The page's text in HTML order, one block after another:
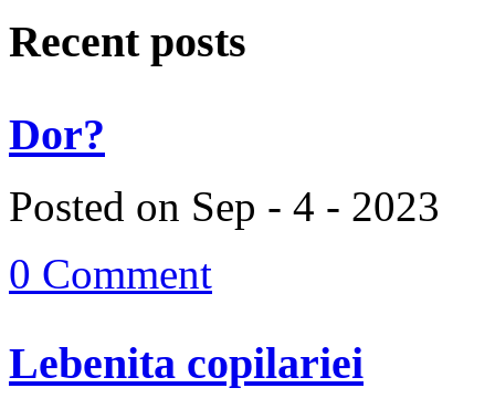
Recent posts
Dor?
Posted on Sep - 4 - 2023
0 Comment
Lebenita copilariei